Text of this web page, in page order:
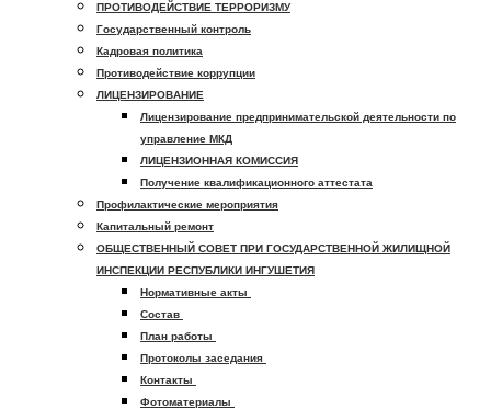
ПРОТИВОДЕЙСТВИЕ ТЕРРОРИЗМУ
Государственный контроль
Кадровая политика
Противодействие коррупции
ЛИЦЕНЗИРОВАНИЕ
Лицензирование предпринимательской деятельности по
управление МКД
ЛИЦЕНЗИОННАЯ КОМИССИЯ
Получение квалификационного аттестата
Профилактические мероприятия
Капитальный ремонт
ОБЩЕСТВЕННЫЙ СОВЕТ ПРИ ГОСУДАРСТВЕННОЙ ЖИЛИЩНОЙ
ИНСПЕКЦИИ РЕСПУБЛИКИ ИНГУШЕТИЯ
Нормативные акты
Состав
План работы
Протоколы заседания
Контакты
Фотоматериалы